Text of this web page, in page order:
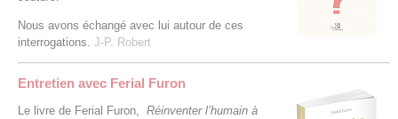
Nous avons échangé avec lui autour de ces
interrogations. J-P. Robert
Entretien avec Ferial Furon
Le livre de Ferial Furon, Réinventer l’humain à